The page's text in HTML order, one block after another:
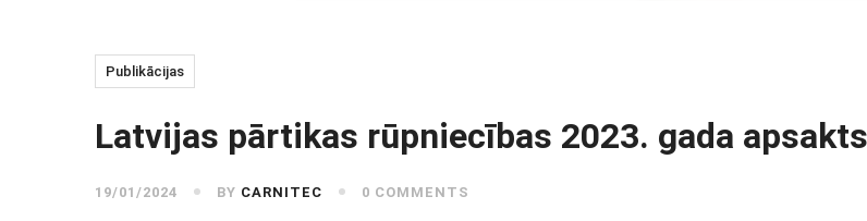
Publikācijas
Latvijas pārtikas rūpniecības 2023. gada
19/01/2024 BY CARNITEC 0 COMMENTS